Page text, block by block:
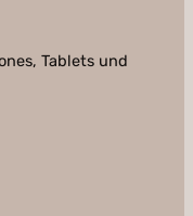
Tablets und